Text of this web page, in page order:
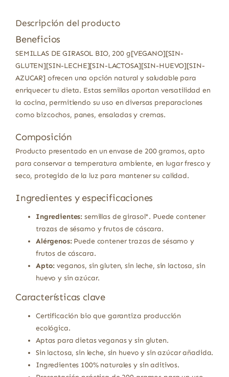
Descripción del producto
Beneficios
SEMILLAS DE GIRASOL BIO, 200 g[VEGANO][SIN-
GLUTEN][SIN-LECHE][SIN-LACTOSA][SIN-HUEVO][SIN-
AZUCAR] ofrecen una opción natural y saludable para
enriquecer tu dieta. Estas semillas aportan versatilidad en
la cocina, permitiendo su uso en diversas preparaciones
como bizcochos, panes, ensaladas y cremas.
Composición
Producto presentado en un envase de 200 gramos, apto
para conservar a temperatura ambiente, en lugar fresco y
seco, protegido de la luz para mantener su calidad.
Ingredientes y especificaciones
Ingredientes: semillas de girasol*. Puede contener
trazas de sésamo y frutos de cáscara.
Alérgenos:Puede contener trazas de sésamo y
frutos de cáscara.
Apto: veganos, sin gluten, sin leche, sin lactosa, sin
huevo y sin azúcar.
Características clave
Certificación bio que garantiza producción
ecológica.
Aptas para dietas veganas y sin gluten.
Sin lactosa, sin leche, sin huevo y sin azúcar añadida.
Ingredientes 100% naturales y sin aditivos.